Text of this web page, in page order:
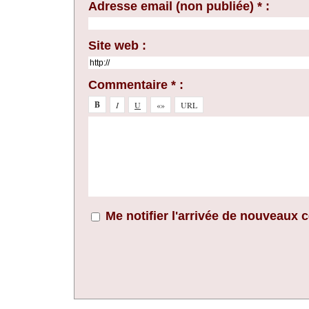
Adresse email (non publiée) * :
Site web :
Commentaire * :
Me notifier l'arrivée de nouveaux